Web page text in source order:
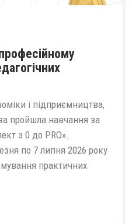
і підприємництва,
пройшла навчання за
з 0 до PRO».
по 7 липня 2026 року
практичних